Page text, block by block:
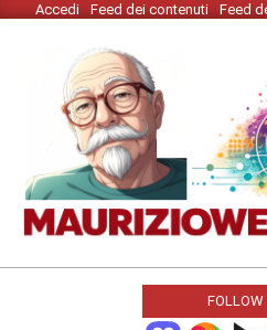
Skip Accedi Feed dei contenuti Feed
MAURIZIO
WEBLOG
FOLLOW